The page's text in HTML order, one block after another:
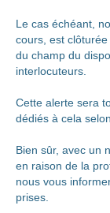
Le cas échéant,
cours, est
du champ du
interlocuteurs.
Cette alerte sera
dédiés à cela
Bien sûr, avec un
en raison de la
nous vous
prises.